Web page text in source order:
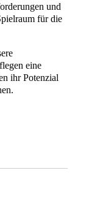
und
für die
eine
ihr Potenzial